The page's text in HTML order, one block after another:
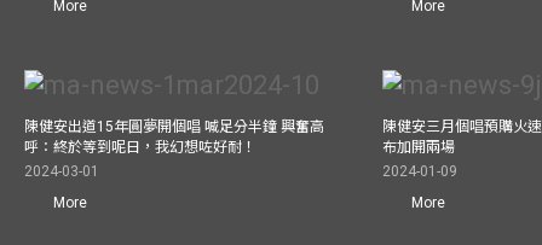
More
More
陳健安出道15年圓夢開個唱 喊足分半鐘 興奮高
呼：終於等到呢日，我幻想咗好耐！
2024-03-01
More
陳健安三月個唱預購火
布加開兩場
2024-01-09
More